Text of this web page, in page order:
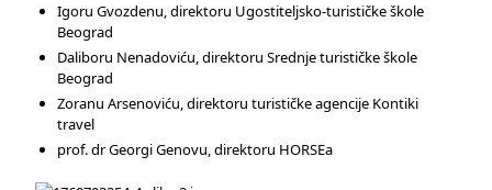
Igoru Gvozdenu, direktoru Ugostiteljsko-turističke škole
Beograd
Daliboru Nenadoviću, direktoru Srednje turističke škole
Beograd
Zoranu Arsenoviću, direktoru turističke agencije Kontiki
travel
prof. dr Georgi Genovu, direktoru HORSEa